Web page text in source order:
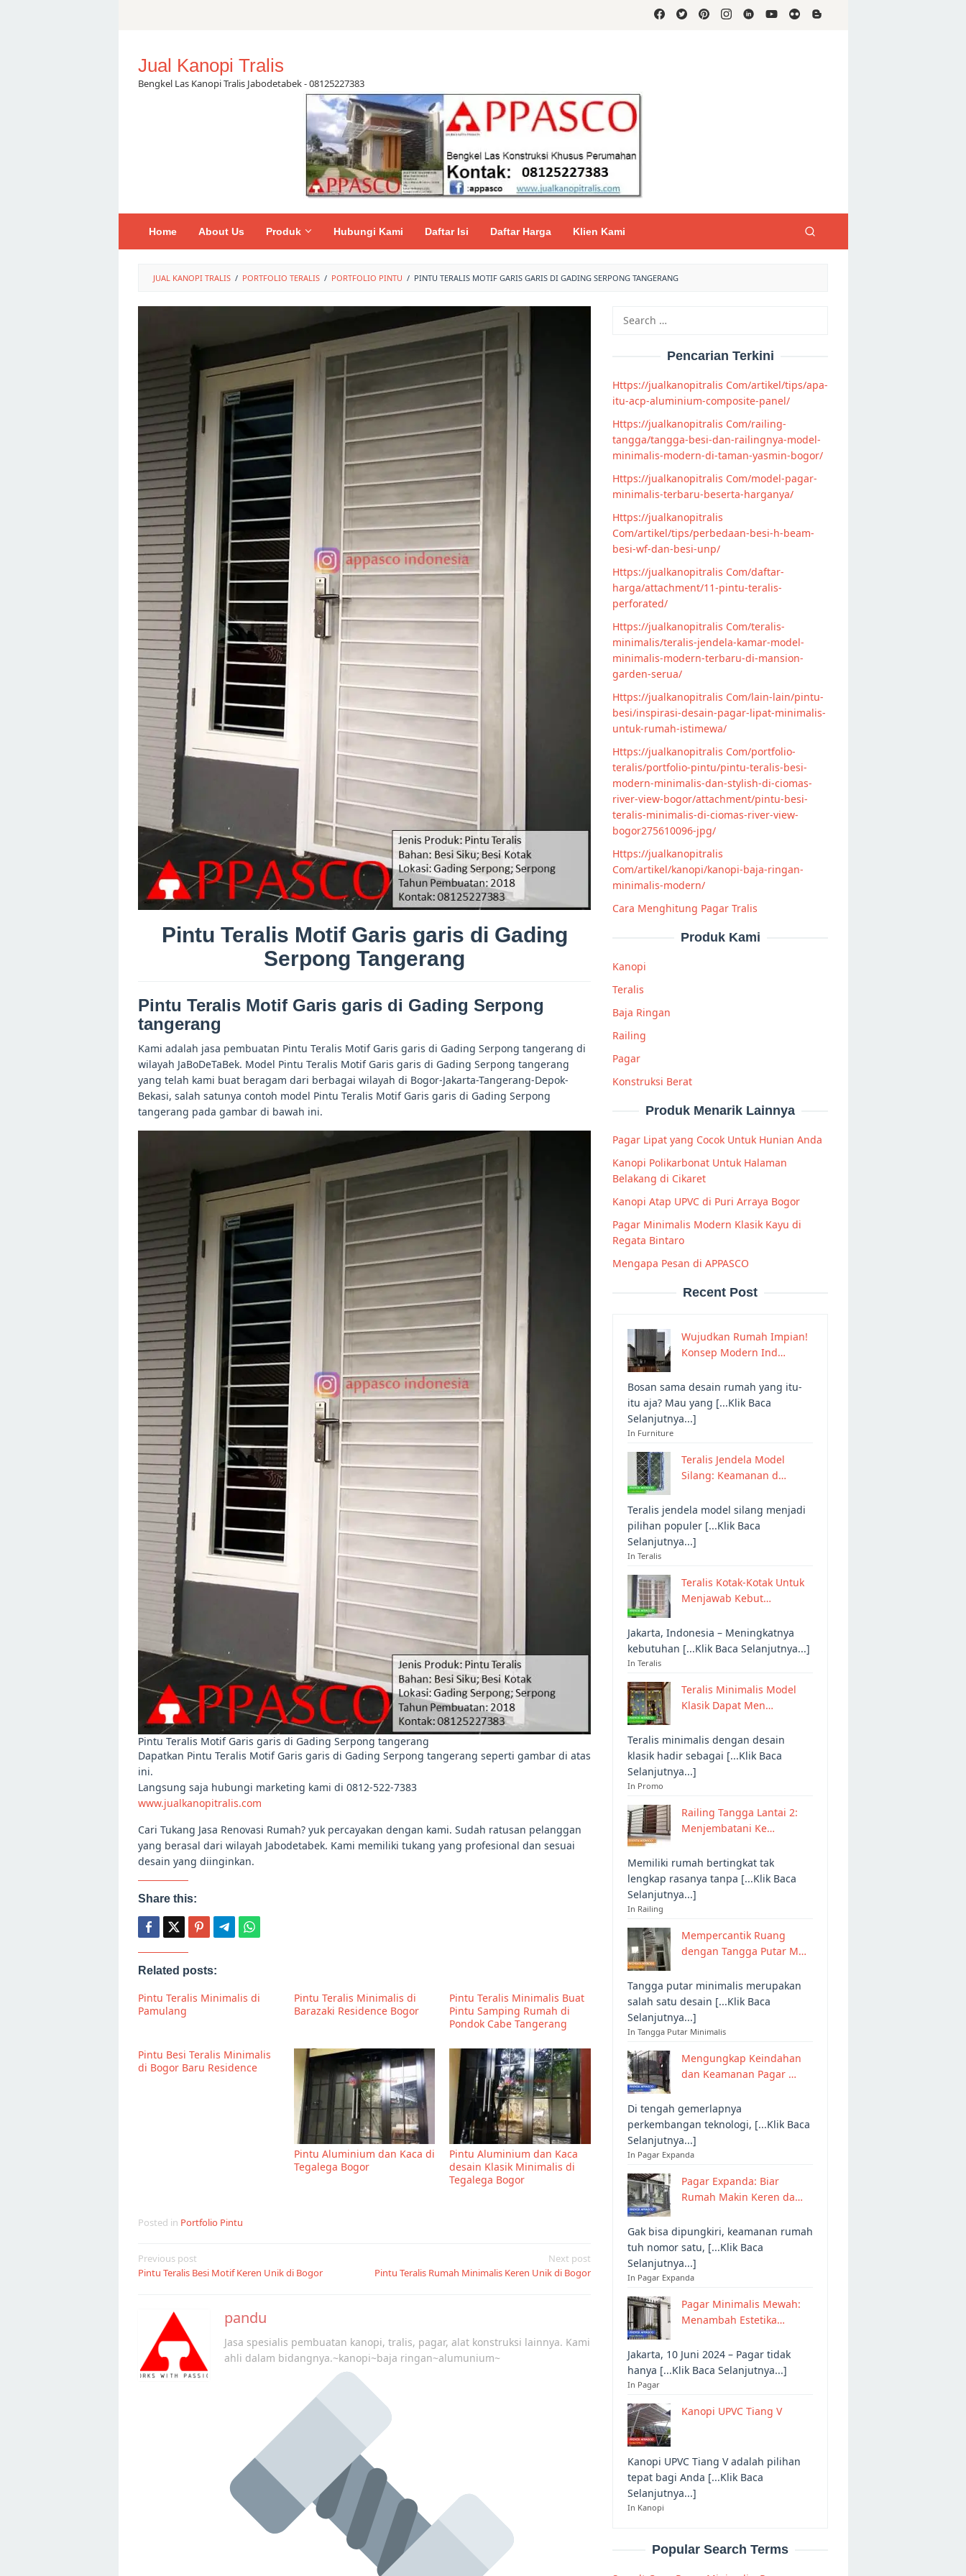
Jual Kanopi Tralis
Bengkel Las Kanopi Tralis Jabodetabek - 08125227383
Home About Us Produk Hubungi Kami Daftar Isi Daftar Harga Klien Kami
JUAL KANOPI TRALIS / PORTFOLIO TERALIS / PORTFOLIO PINTU / PINTU TERALIS MOTIF GARIS GARIS DI GADING SERPONG TANGERANG
Pintu Teralis Motif Garis garis di Gading
Serpong Tangerang
Pintu Teralis Motif Garis garis di Gading Serpong
tangerang
Kami adalah jasa pembuatan Pintu Teralis Motif Garis garis di Gading Serpong tangerang di
wilayah JaBoDeTaBek. Model Pintu Teralis Motif Garis garis di Gading Serpong tangerang
yang telah kami buat beragam dari berbagai wilayah di Bogor-Jakarta-Tangerang-Depok-
Bekasi, salah satunya contoh model Pintu Teralis Motif Garis garis di Gading Serpong
tangerang pada gambar di bawah ini.
Pintu Teralis Motif Garis garis di Gading Serpong tangerang
Dapatkan Pintu Teralis Motif Garis garis di Gading Serpong tangerang seperti gambar di atas
ini.
Langsung saja hubungi marketing kami di 0812-522-7383
www.jualkanopitralis.com
Cari Tukang Jasa Renovasi Rumah? yuk percayakan dengan kami. Sudah ratusan pelanggan
yang berasal dari wilayah Jabodetabek. Kami memiliki tukang yang profesional dan sesuai
desain yang diinginkan.
Share this:
Related posts:
Pintu Teralis Minimalis di
Pamulang
Pintu Teralis Minimalis di
Barazaki Residence Bogor
Pintu Teralis Minimalis Buat
Pintu Samping Rumah di
Pondok Cabe Tangerang
Pintu Besi Teralis Minimalis
di Bogor Baru Residence
Pintu Aluminium dan Kaca di
Tegalega Bogor
Pintu Aluminium dan Kaca
desain Klasik Minimalis di
Tegalega Bogor
Posted in Portfolio Pintu
Post
navigation
Previous post
Pintu Teralis Besi Motif Keren Unik di Bogor
Next post
Pintu Teralis Rumah Minimalis Keren Unik di Bogor
pandu
Jasa spesialis pembuatan kanopi, tralis, pagar, alat konstruksi lainnya. Kami
ahli dalam bidangnya.~kanopi~baja ringan~alumunium~
for:
Pencarian Terkini
Https://jualkanopitralis Com/artikel/tips/apa-
itu-acp-aluminium-composite-panel/
Https://jualkanopitralis Com/railing-
tangga/tangga-besi-dan-railingnya-model-
minimalis-modern-di-taman-yasmin-bogor/
Https://jualkanopitralis Com/model-pagar-
minimalis-terbaru-beserta-harganya/
Https://jualkanopitralis
Com/artikel/tips/perbedaan-besi-h-beam-
besi-wf-dan-besi-unp/
Https://jualkanopitralis Com/daftar-
harga/attachment/11-pintu-teralis-
perforated/
Https://jualkanopitralis Com/teralis-
minimalis/teralis-jendela-kamar-model-
minimalis-modern-terbaru-di-mansion-
garden-serua/
Https://jualkanopitralis Com/lain-lain/pintu-
besi/inspirasi-desain-pagar-lipat-minimalis-
untuk-rumah-istimewa/
Https://jualkanopitralis Com/portfolio-
teralis/portfolio-pintu/pintu-teralis-besi-
modern-minimalis-dan-stylish-di-ciomas-
river-view-bogor/attachment/pintu-besi-
teralis-minimalis-di-ciomas-river-view-
bogor275610096-jpg/
Https://jualkanopitralis
Com/artikel/kanopi/kanopi-baja-ringan-
minimalis-modern/
Cara Menghitung Pagar Tralis
Produk Kami
Kanopi
Teralis
Baja Ringan
Railing
Pagar
Konstruksi Berat
Produk Menarik Lainnya
Pagar Lipat yang Cocok Untuk Hunian Anda
Kanopi Polikarbonat Untuk Halaman
Belakang di Cikaret
Kanopi Atap UPVC di Puri Arraya Bogor
Pagar Minimalis Modern Klasik Kayu di
Regata Bintaro
Mengapa Pesan di APPASCO
Recent Post
Wujudkan Rumah Impian!
Konsep Modern Ind…
Bosan sama desain rumah yang itu-
itu aja? Mau yang [...Klik Baca
Selanjutnya...]
In Furniture
Teralis Jendela Model
Silang: Keamanan d…
Teralis jendela model silang menjadi
pilihan populer [...Klik Baca
Selanjutnya...]
In Teralis
Teralis Kotak-Kotak Untuk
Menjawab Kebut…
Jakarta, Indonesia – Meningkatnya
kebutuhan [...Klik Baca Selanjutnya...]
In Teralis
Teralis Minimalis Model
Klasik Dapat Men…
Teralis minimalis dengan desain
klasik hadir sebagai [...Klik Baca
Selanjutnya...]
In Promo
Railing Tangga Lantai 2:
Menjembatani Ke…
Memiliki rumah bertingkat tak
lengkap rasanya tanpa [...Klik Baca
Selanjutnya...]
In Railing
Mempercantik Ruang
dengan Tangga Putar M…
Tangga putar minimalis merupakan
salah satu desain [...Klik Baca
Selanjutnya...]
In Tangga Putar Minimalis
Mengungkap Keindahan
dan Keamanan Pagar …
Di tengah gemerlapnya
perkembangan teknologi, [...Klik Baca
Selanjutnya...]
In Pagar Expanda
Pagar Expanda: Biar
Rumah Makin Keren da…
Gak bisa dipungkiri, keamanan rumah
tuh nomor satu, [...Klik Baca
Selanjutnya...]
In Pagar Expanda
Pagar Minimalis Mewah:
Menambah Estetika…
Jakarta, 10 Juni 2024 – Pagar tidak
hanya [...Klik Baca Selanjutnya...]
In Pagar
Kanopi UPVC Tiang V
Kanopi UPVC Tiang V adalah pilihan
tepat bagi Anda [...Klik Baca
Selanjutnya...]
In Kanopi
Popular Search Terms